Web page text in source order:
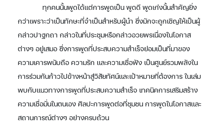
ทุกคนนั้นพูดได้แต่การพูดเป็น พูดดี พูดเก่งนั้นสำคัญยิ่ง
กว่าเพราะว่าเป็นทักษะที่จำเป็นสำหรับผู้นำ ซึ่งมักจะถูกเชิญให้เป็นผู้
กล่าวปาฐกถา กล่าวในที่ประชุมหรือกล่าวอวยพรเนื่องในโอกาส
ต่างๆ อยู่เสมอ ซึ่งการพูดที่ประสบความสำเร็จย่อมเป็นที่มาของ
ความเคารพนับถือ ความรัก และความเชื่อฟัง เป็นศูนย์รวมพลังใน
การร่วมกันก้าวไปข้างหน้าสู่วิสัยทัศน์และเป้าหมายที่ต้องการ ในเล่ม
พบกับแนวทางการพูดที่ประสบความสำเร็จ เทคนิคการเสริมสร้าง
ความเชื่อมั่นในตนเอง ศิลปะการพูดต่อที่ชุมชน การพูดในโอกาสและ
สถานการณ์ต่างๆ อย่างครบถ้วน